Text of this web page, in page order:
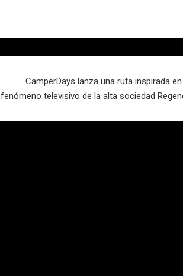
CamperDays lanza una ruta inspirada en
fenómeno televisivo de la alta sociedad